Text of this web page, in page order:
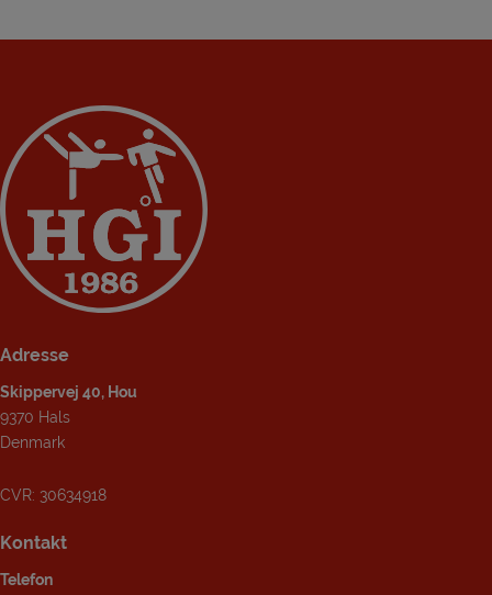
Adresse
Skippervej 40, Hou
9370 Hals
Denmark
CVR: 30634918
Kontakt
Telefon